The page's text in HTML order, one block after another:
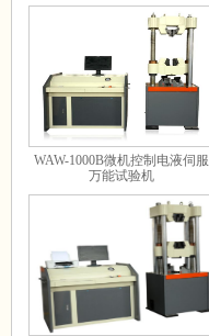
WAW-1000B微机控制电液伺服
万能试验机